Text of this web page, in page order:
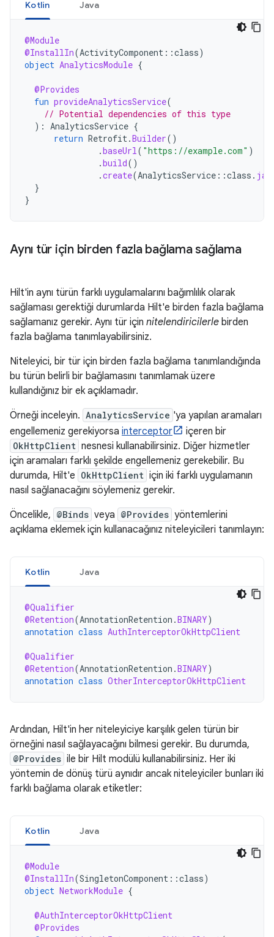
Kotlin Java
@Module
@InstallIn(ActivityComponent ::class)
object AnalyticsModule {
@Provides
fun provideAnalyticsService(
// Potential dependencies of this type
): AnalyticsService {
return Retrofit.Builder()
.baseUrl( "https://example.com" )
.build()
.create(AnalyticsService ::class .
}
}
Aynı tür için birden fazla bağlama sağlama
Hilt'in aynı türün farklı uygulamalarını bağımlılık olarak
sağlaması gerektiği durumlarda Hilt'e birden fazla bağlama
sağlamanız gerekir. Aynı tür için nitelendiricilerle birden
fazla bağlama tanımlayabilirsiniz.
Niteleyici, bir tür için birden fazla bağlama tanımlandığında
bu türün belirli bir bağlamasını tanımlamak üzere
kullandığınız bir ek açıklamadır.
Örneği inceleyin. AnalyticsService 'ya yapılan aramaları
engellemeniz gerekiyorsa interceptor içeren bir
OkHttpClient nesnesi kullanabilirsiniz. Diğer hizmetler
için aramaları farklı şekilde engellemeniz gerekebilir. Bu
durumda, Hilt'e OkHttpClient için iki farklı uygulamanın
nasıl sağlanacağını söylemeniz gerekir.
Öncelikle, @Binds veya @Provides yöntemlerini
açıklama eklemek için kullanacağınız niteleyicileri tanımlayın:
Kotlin Java
@Qualifier
@Retention(AnnotationRetention .BINARY)
annotation class AuthInterceptorOkHttpClient
@Qualifier
@Retention(AnnotationRetention .BINARY)
annotation class OtherInterceptorOkHttpClient
Ardından, Hilt'in her niteleyiciye karşılık gelen türün bir
örneğini nasıl sağlayacağını bilmesi gerekir. Bu durumda,
@Provides ile bir Hilt modülü kullanabilirsiniz. Her iki
yöntemin de dönüş türü aynıdır ancak niteleyiciler bunları iki
farklı bağlama olarak etiketler:
Kotlin Java
@Module
@InstallIn(SingletonComponent ::class)
object NetworkModule {
@AuthInterceptorOkHttpClient
@Provides